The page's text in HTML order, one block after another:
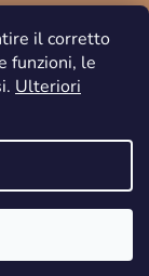
il corretto
funzioni, le
Ulteriori